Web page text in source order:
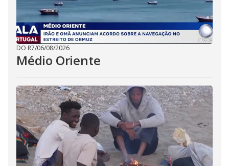
DO R7/06/08/2026
Médio Oriente